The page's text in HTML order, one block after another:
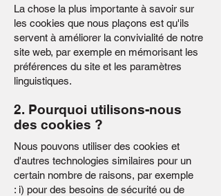
La chose la plus importante à savoir sur
les cookies que nous plaçons est qu'ils
servent à améliorer la convivialité de notre
site web, par exemple en mémorisant les
préférences du site et les paramètres
linguistiques.
2. Pourquoi utilisons-nous
des cookies ?
Nous pouvons utiliser des cookies et
d'autres technologies similaires pour un
certain nombre de raisons, par exemple
: i) pour des besoins de sécurité ou de